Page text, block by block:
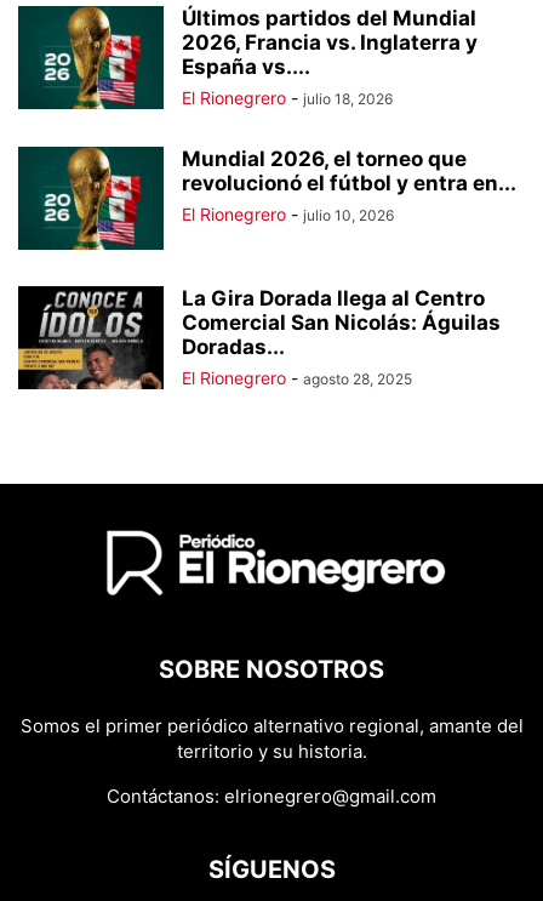
Últimos partidos del Mundial
2026, Francia vs. Inglaterra y
España vs....
El Rionegrero - julio 18, 2026
Mundial 2026, el torneo que
revolucionó el fútbol y entra en...
El Rionegrero - julio 10, 2026
La Gira Dorada llega al Centro
Comercial San Nicolás: Águilas
Doradas...
El Rionegrero - agosto 28, 2025
SOBRE NOSOTROS
Somos el primer periódico alternativo regional, amante del
territorio y su historia.
Contáctanos: elrionegrero@gmail.com
SÍGUENOS